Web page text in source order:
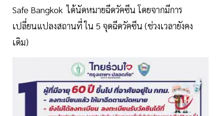
Safe Bangkok ได้นัดหมายฉีดวัคซีน โดยจากมีการ
เปลี่ยนแปลงสถานที่ ใน 5 จุดฉีดวัคซีน (ช่วงเวลายังคง
เดิม)